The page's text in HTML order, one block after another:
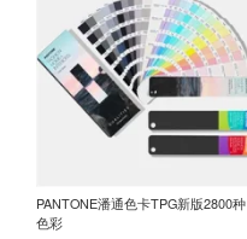
PANTONE潘通色卡TPG新版2800种
色彩